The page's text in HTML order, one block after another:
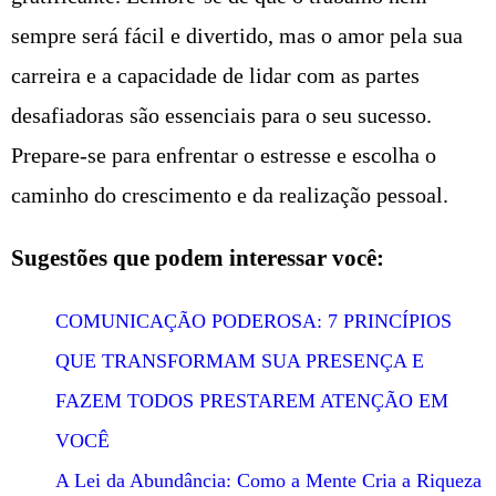
sempre será fácil e divertido, mas o amor pela sua
carreira e a capacidade de lidar com as partes
desafiadoras são essenciais para o seu sucesso.
Prepare-se para enfrentar o estresse e escolha o
caminho do crescimento e da realização pessoal.
Sugestões que podem interessar você:
COMUNICAÇÃO PODEROSA: 7 PRINCÍPIOS
QUE TRANSFORMAM SUA PRESENÇA E
FAZEM TODOS PRESTAREM ATENÇÃO EM
VOCÊ
A Lei da Abundância: Como a Mente Cria a Riqueza